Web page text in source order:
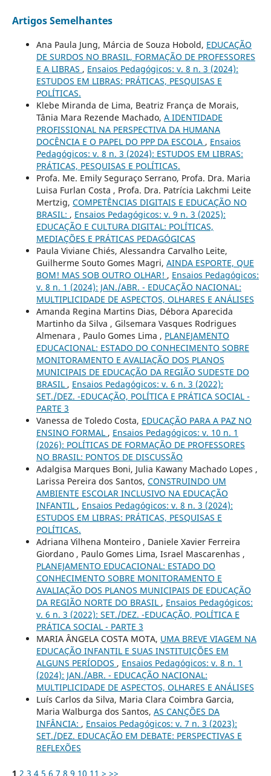
Artigos Semelhantes
Ana Paula Jung, Márcia de Souza Hobold, EDUCAÇÃO
DE SURDOS NO BRASIL, FORMAÇÃO DE PROFESSORES
E A LIBRAS , Ensaios Pedagógicos: v. 8 n. 3 (2024):
ESTUDOS EM LIBRAS: PRÁTICAS, PESQUISAS E
POLÍTICAS.
Klebe Miranda de Lima, Beatriz França de Morais,
Tânia Mara Rezende Machado, A IDENTIDADE
PROFISSIONAL NA PERSPECTIVA DA HUMANA
DOCÊNCIA E O PAPEL DO PPP DA ESCOLA , Ensaios
Pedagógicos: v. 8 n. 3 (2024): ESTUDOS EM LIBRAS:
PRÁTICAS, PESQUISAS E POLÍTICAS.
Profa. Me. Emily Seguraço Serrano, Profa. Dra. Maria
Luisa Furlan Costa , Profa. Dra. Patrícia Lakchmi Leite
Mertzig, COMPETÊNCIAS DIGITAIS E EDUCAÇÃO NO
BRASIL: , Ensaios Pedagógicos: v. 9 n. 3 (2025):
EDUCAÇÃO E CULTURA DIGITAL: POLÍTICAS,
MEDIAÇÕES E PRÁTICAS PEDAGÓGICAS
Paula Viviane Chiés, Alessandra Carvalho Leite,
Guilherme Souto Gomes Magri, AINDA ESPORTE, QUE
BOM! MAS SOB OUTRO OLHAR! , Ensaios Pedagógicos:
v. 8 n. 1 (2024): JAN./ABR. - EDUCAÇÃO NACIONAL:
MULTIPLICIDADE DE ASPECTOS, OLHARES E ANÁLISES
Amanda Regina Martins Dias, Débora Aparecida
Martinho da Silva , Gilsemara Vasques Rodrigues
Almenara , Paulo Gomes Lima , PLANEJAMENTO
EDUCACIONAL: ESTADO DO CONHECIMENTO SOBRE
MONITORAMENTO E AVALIAÇÃO DOS PLANOS
MUNICIPAIS DE EDUCAÇÃO DA REGIÃO SUDESTE DO
BRASIL , Ensaios Pedagógicos: v. 6 n. 3 (2022):
SET./DEZ. -EDUCAÇÃO, POLÍTICA E PRÁTICA SOCIAL -
PARTE 3
Vanessa de Toledo Costa, EDUCAÇÃO PARA A PAZ NO
ENSINO FORMAL , Ensaios Pedagógicos: v. 10 n. 1
(2026): POLÍTICAS DE FORMAÇÃO DE PROFESSORES
NO BRASIL: PONTOS DE DISCUSSÃO
Adalgisa Marques Boni, Julia Kawany Machado Lopes ,
Larissa Pereira dos Santos, CONSTRUINDO UM
AMBIENTE ESCOLAR INCLUSIVO NA EDUCAÇÃO
INFANTIL , Ensaios Pedagógicos: v. 8 n. 3 (2024):
ESTUDOS EM LIBRAS: PRÁTICAS, PESQUISAS E
POLÍTICAS.
Adriana Vilhena Monteiro , Daniele Xavier Ferreira
Giordano , Paulo Gomes Lima, Israel Mascarenhas ,
PLANEJAMENTO EDUCACIONAL: ESTADO DO
CONHECIMENTO SOBRE MONITORAMENTO E
AVALIAÇÃO DOS PLANOS MUNICIPAIS DE EDUCAÇÃO
DA REGIÃO NORTE DO BRASIL , Ensaios Pedagógicos:
v. 6 n. 3 (2022): SET./DEZ. -EDUCAÇÃO, POLÍTICA E
PRÁTICA SOCIAL - PARTE 3
MARIA ÂNGELA COSTA MOTA, UMA BREVE VIAGEM NA
EDUCAÇÃO INFANTIL E SUAS INSTITUIÇÕES EM
ALGUNS PERÍODOS , Ensaios Pedagógicos: v. 8 n. 1
(2024): JAN./ABR. - EDUCAÇÃO NACIONAL:
MULTIPLICIDADE DE ASPECTOS, OLHARES E ANÁLISES
Luís Carlos da Silva, Maria Clara Coimbra Garcia,
Maria Walburga dos Santos, AS CANÇÕES DA
INFÂNCIA: , Ensaios Pedagógicos: v. 7 n. 3 (2023):
SET./DEZ. EDUCAÇÃO EM DEBATE: PERSPECTIVAS E
REFLEXÕES
1 2 3 4 5 6 7 8 9 10 11 > >>